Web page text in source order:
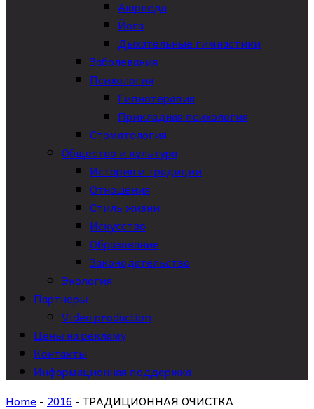
Аюрведа
Йога
Дыхательные гимнастики
Заболевания
Психология
Гипнотерапия
Прикладная психология
Стоматология
Общество и культура
История и традиции
Отношения
Стиль жизни
Искусство
Образование
Законодательство
Экология
Партнеры
Video production
Цены на рекламу
Контакты
Информационная поддержка
Home- 2016 -ТРАДИЦИОННАЯ ОЧИСТКА